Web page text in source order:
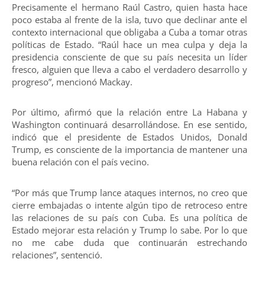
Precisamente el hermano Raúl Castro, quien hasta hace
poco estaba al frente de la isla, tuvo que declinar ante el
contexto internacional que obligaba a Cuba a tomar otras
políticas de Estado. “Raúl hace un mea culpa y deja la
presidencia consciente de que su país necesita un líder
fresco, alguien que lleva a cabo el verdadero desarrollo y
progreso”, mencionó Mackay.
Por último, afirmó que la relación entre La Habana y
Washington continuará desarrollándose. En ese sentido,
indicó que el presidente de Estados Unidos, Donald
Trump, es consciente de la importancia de mantener una
buena relación con el país vecino.
“Por más que Trump lance ataques internos, no creo que
cierre embajadas o intente algún tipo de retroceso entre
las relaciones de su país con Cuba. Es una política de
Estado mejorar esta relación y Trump lo sabe. Por lo que
no me cabe duda que continuarán estrechando
relaciones”, sentenció.